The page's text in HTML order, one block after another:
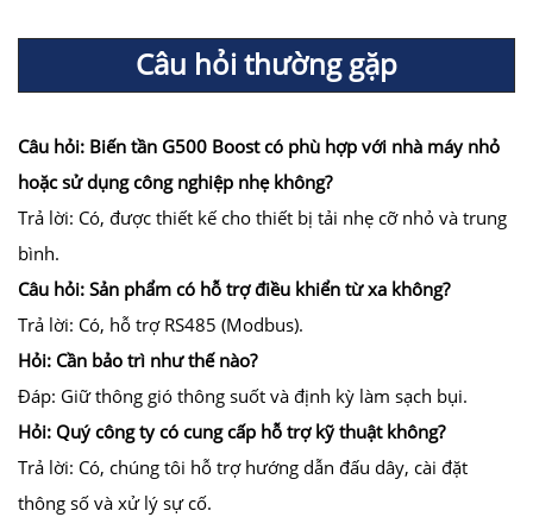
Câu hỏi thường gặp
Câu hỏi: Biến tần G500 Boost có phù hợp với nhà máy nhỏ
hoặc sử dụng công nghiệp nhẹ không?
Trả lời: Có, được thiết kế cho thiết bị tải nhẹ cỡ nhỏ và trung
bình.
Câu hỏi: Sản phẩm có hỗ trợ điều khiển từ xa không?
Trả lời: Có, hỗ trợ RS485 (Modbus).
Hỏi: Cần bảo trì như thế nào?
Đáp: Giữ thông gió thông suốt và định kỳ làm sạch bụi.
Hỏi: Quý công ty có cung cấp hỗ trợ kỹ thuật không?
Trả lời: Có, chúng tôi hỗ trợ hướng dẫn đấu dây, cài đặt
thông số và xử lý sự cố.